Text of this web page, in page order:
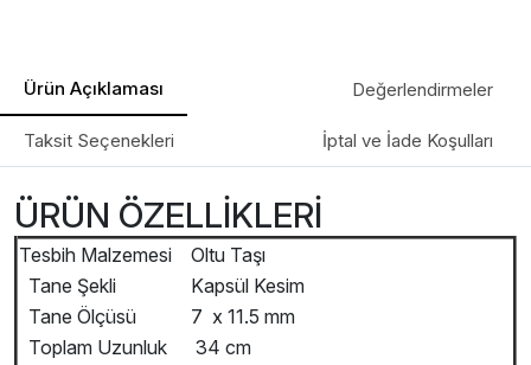
Ürün Açıklaması Değerlendirmeler
Taksit Seçenekleri İptal ve İade Koşulları
ÜRÜN ÖZELLİKLERİ
Tesbih Malzemesi
Oltu Taşı
Tane Şekli
Kapsül Kesim
Tane Ölçüsü
7 x 11.5 mm
Toplam Uzunluk
34 cm